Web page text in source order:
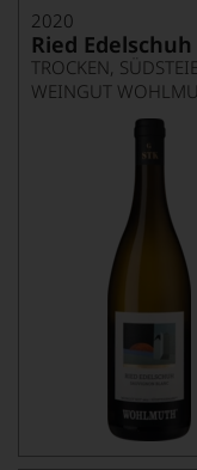
2020
Ried
TROCKEN,
WEINGUT